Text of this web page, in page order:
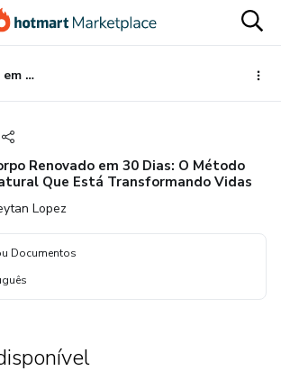
Corpo Renovado em 30 Dias: O Método Natural Que Está Transformando Vidas
Renovado em 30 Dias: O Método
Que Está Transformando Vidas
Lopez
Documentos